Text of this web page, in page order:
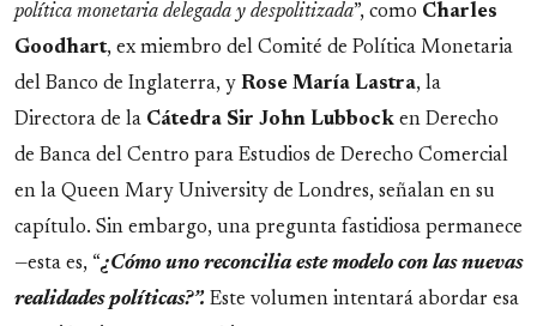
política monetaria delegada y despolitizada”, como Charles
Goodhart, ex miembro del Comité de Política Monetaria
del Banco de Inglaterra, y Rose María Lastra, la
Directora de la Cátedra Sir John Lubbock en Derecho
de Banca del Centro para Estudios de Derecho Comercial
en la Queen Mary University de Londres, señalan en su
capítulo. Sin embargo, una pregunta fastidiosa permanece
—esta es, “¿Cómo uno reconcilia este modelo con las nuevas
realidades políticas?”. Este volumen intentará abordar esa